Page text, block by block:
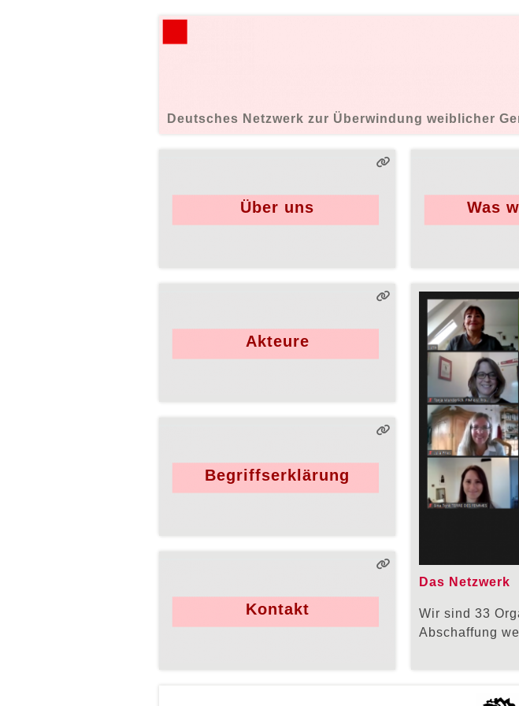
Deutsches Netzwerk zur Überwindung weiblicher
Über uns Was
Akteure
Das Netzwerk
Wir sind 33
Abschaffung
Begriffserklärung
Kontakt